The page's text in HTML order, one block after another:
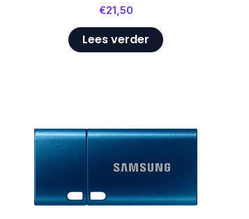
€21,50
Lees verder